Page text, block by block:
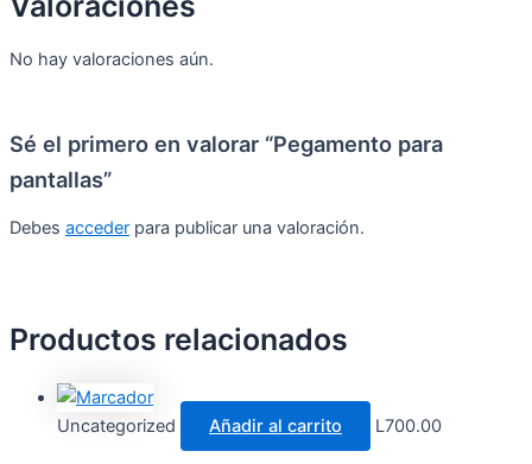
No hay valoraciones aún.
Sé el primero en valorar “Pegamento para
pantallas”
Debes acceder para publicar una valoración.
Productos relacionados
Uncategorized Añadir al carrito L700.00